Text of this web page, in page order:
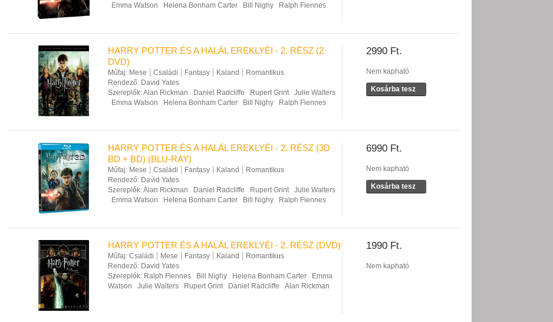
Emma Watson
Helena Bonham Carter Bill Nighy Ralph Fiennes
2990 Ft.
Nem kapható
Kosárba tesz
HARRY POTTER ÉS A HALÁL EREKLYÉI - 2. RÉSZ (2
DVD)
Műfaj: Mese Családi Fantasy Kaland
Romantikus
Rendező: David Yates
Szereplők:Alan Rickman Daniel Radcliffe Rupert Grint
Julie Walters
Emma Watson
Helena Bonham Carter Bill Nighy Ralph Fiennes
6990 Ft.
Nem kapható
Kosárba tesz
HARRY POTTER ÉS A HALÁL EREKLYÉI - 2. RÉSZ (3D
BD + BD) (BLU-RAY)
Műfaj: Mese Családi Fantasy Kaland
Romantikus
Rendező: David Yates
Szereplők:Alan Rickman Daniel Radcliffe Rupert Grint
Julie Walters
Emma Watson
Helena Bonham Carter Bill Nighy Ralph Fiennes
1990 Ft.
Nem kapható
HARRY POTTER ÉS A HALÁL EREKLYÉI - 2. RÉSZ (DVD)
Műfaj: Családi Mese Fantasy Kaland
Romantikus
Rendező: David Yates
Szereplők: Ralph Fiennes Bill Nighy Helena Bonham Carter
Emma
Watson
Julie Walters Rupert Grint Daniel Radcliffe Alan Rickman